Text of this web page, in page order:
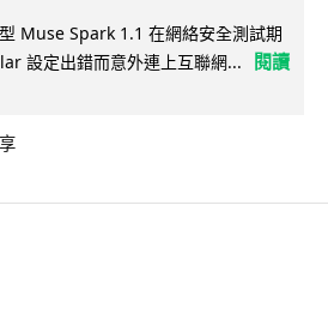
Muse Spark 1.1 在網絡安全測試期
設定出錯而意外連上互聯網...
閱讀